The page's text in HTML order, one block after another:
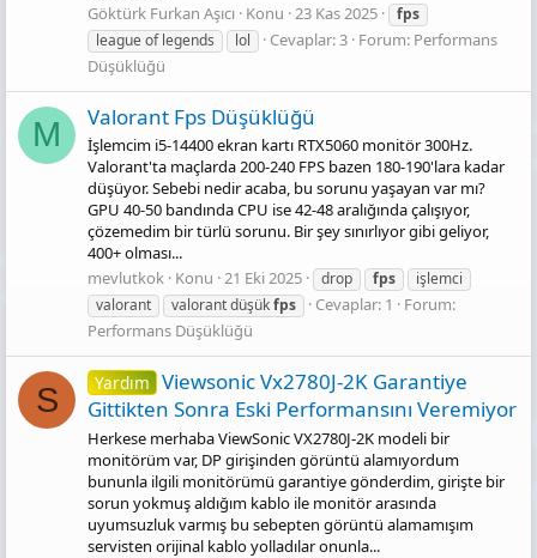
Göktürk Furkan Aşıcı Konu 23 Kas 2025
fps
league of legends
lol Cevaplar: 3 Forum: Performans
Düşüklüğü
M Valorant Fps Düşüklüğü
İşlemcim i5-14400 ekran kartı RTX5060 monitör 300Hz.
Valorant'ta maçlarda 200-240 FPS bazen 180-190'lara kadar
düşüyor. Sebebi nedir acaba, bu sorunu yaşayan var mı?
GPU 40-50 bandında CPU ise 42-48 aralığında çalışıyor,
çözemedim bir türlü sorunu. Bir şey sınırlıyor gibi geliyor,
400+ olması...
mevlutkok Konu 21 Eki 2025 drop fps
işlemci
valorant
valorant düşükfps Cevaplar: 1
Forum:
Performans Düşüklüğü
S Yardım Viewsonic Vx2780J-2K Garantiye
Gittikten Sonra Eski Performansını Veremiyor
Herkese merhaba ViewSonic VX2780J-2K modeli bir
monitörüm var, DP girişinden görüntü alamıyordum
bununla ilgili monitörümü garantiye gönderdim, girişte bir
sorun yokmuş aldığım kablo ile monitör arasında
uyumsuzluk varmış bu sebepten görüntü alamamışım
servisten orijinal kablo yolladılar onunla...